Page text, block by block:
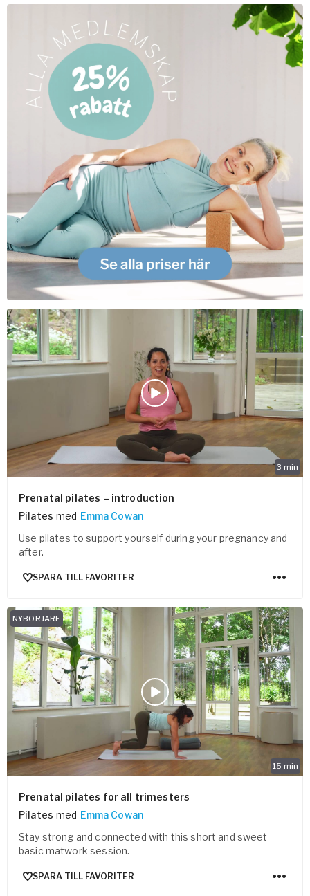
3 min
Prenatal pilates – introduction
Pilates med Emma Cowan
Use pilates to support yourself during your pregnancy and
after.
SPARA TILL FAVORITER
15 min
NYBÖRJARE
Prenatal pilates for all trimesters
Pilates med Emma Cowan
Stay strong and connected with this short and sweet
basic matwork session.
SPARA TILL FAVORITER